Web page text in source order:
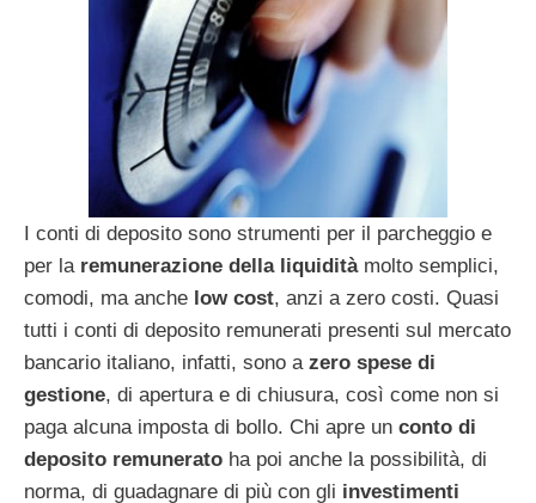
I conti di deposito sono strumenti per il parcheggio e
per la remunerazione della liquiditàmolto semplici,
comodi, ma anche low cost, anzi a zero costi. Quasi
tutti i conti di deposito remunerati presenti sul mercato
bancario italiano, infatti, sono a zero spese di
gestione, di apertura e di chiusura, così come non si
paga alcuna imposta di bollo. Chi apre un conto di
deposito remunerato ha poi anche la possibilità, di
norma, di guadagnare di più con gli investimenti